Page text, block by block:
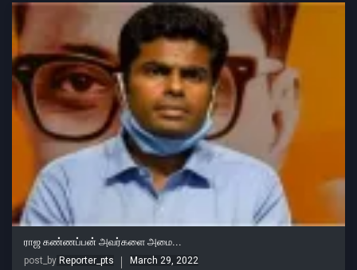
ராஜ கண்ணப்பன் அவர்களை அமை...
post_by Reporter_pts March 29, 2022